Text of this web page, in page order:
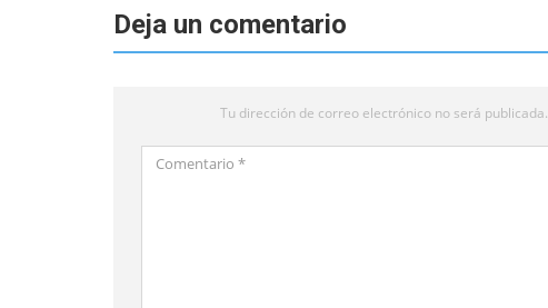
Deja un comentario
Tu dirección de correo electrónico no será publicada.
Comentario